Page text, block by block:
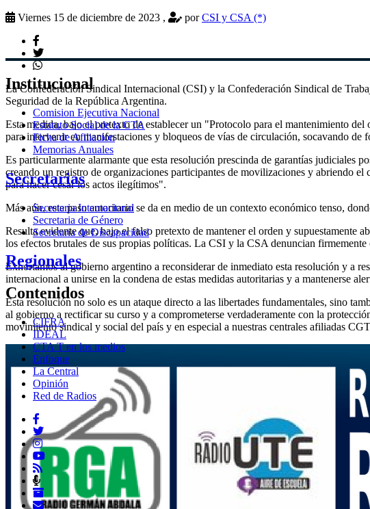
Viernes 15 de diciembre de 2023 , porCSI y CSA (*)
La Confederación Sindical Internacional (CSI) y la Confederación Sindical de
Seguridad de la República Argentina.
Esta medida, bajo el pretexto de establecer un "Protocolo para el mantenimiento
para intervenir en manifestaciones y bloqueos de vías de circulación, socavando
Es particularmente alarmante que esta resolución prescinda de garantías
creando un registro de organizaciones participantes de movilizaciones y abriendo
para hacer cesar los actos ilegítimos".
Más aún, este paso autoritario se da en medio de un contexto económico tenso,
Resulta evidente que, bajo el falso pretexto de mantener el orden y
los efectos brutales de sus propias políticas. La CSI y la CSA denuncian
Exhortamos al gobierno argentino a reconsiderar de inmediato esta resolución y a
internacional a unirse en la condena de estas medidas autoritarias y a mantenerse
Esta resolución no solo es un ataque directo a las libertades fundamentales, sino
al gobierno a rectificar su curso y a comprometerse verdaderamente con la
movimiento sindical y social del país y en especial a nuestras centrales afiliadas
Institucional
Comision Ejecutiva Nacional
Estatuto Social de la CTA
Ficha de Afiliacion
Memorias Anuales
Secretarias
Secretaria Internacional
Secretaria de Género
Secretaria de Discapacidad
Regionales
Contenidos
CIFRA
IDEAL
CTA T en los medios
Enfoque
La Central
Opinión
Red de Radios